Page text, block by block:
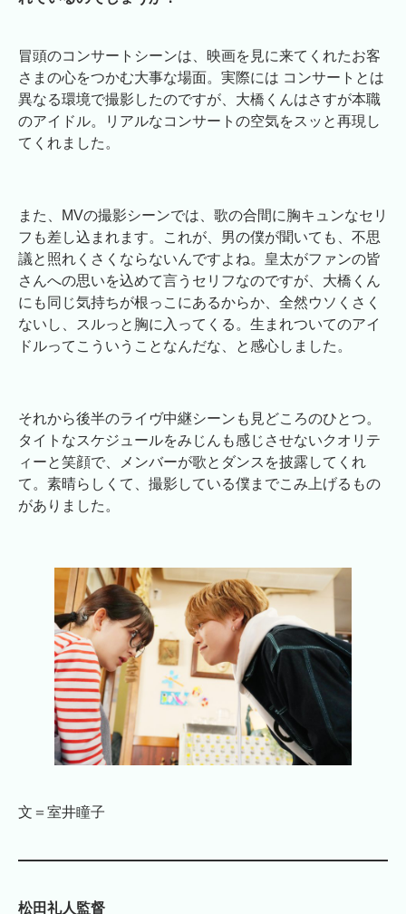
冒頭のコンサートシーンは、映画を見に来てくれたお客
さまの心をつかむ大事な場面。実際には コンサートとは
異なる環境で撮影したのですが、大橋くんはさすが本職
のアイドル。リアルなコンサートの空気をスッと再現し
てくれました。
また、MVの撮影シーンでは、歌の合間に胸キュンなセリ
フも差し込まれます。これが、男の僕が聞いても、不思
議と照れくさくならないんですよね。皇太がファンの皆
さんへの思いを込めて言うセリフなのですが、大橋くん
にも同じ気持ちが根っこにあるからか、全然ウソくさく
ないし、スルっと胸に入ってくる。生まれついてのアイ
ドルってこういうことなんだな、と感心しました。
それから後半のライヴ中継シーンも見どころのひとつ。
タイトなスケジュールをみじんも感じさせないクオリテ
ィーと笑顔で、メンバーが歌とダンスを披露してくれ
て。素晴らしくて、撮影している僕までこみ上げるもの
がありました。
文＝室井瞳子
松田礼人監督